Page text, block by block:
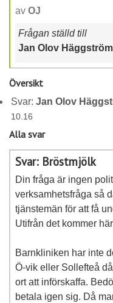
av OJ
Frågan ställd till
Jan Olov
Översikt
Svar:Jan Olov
10.16
Alla svar
Svar: Bröstmjölk
Din fråga är ingen
verksamhetsfråga så
tjänstemän för att få
Utifrån det kommer
Barnkliniken har inte
Ö-vik eller Sollefteå
ort att införskaffa.
betala igen sig. Då